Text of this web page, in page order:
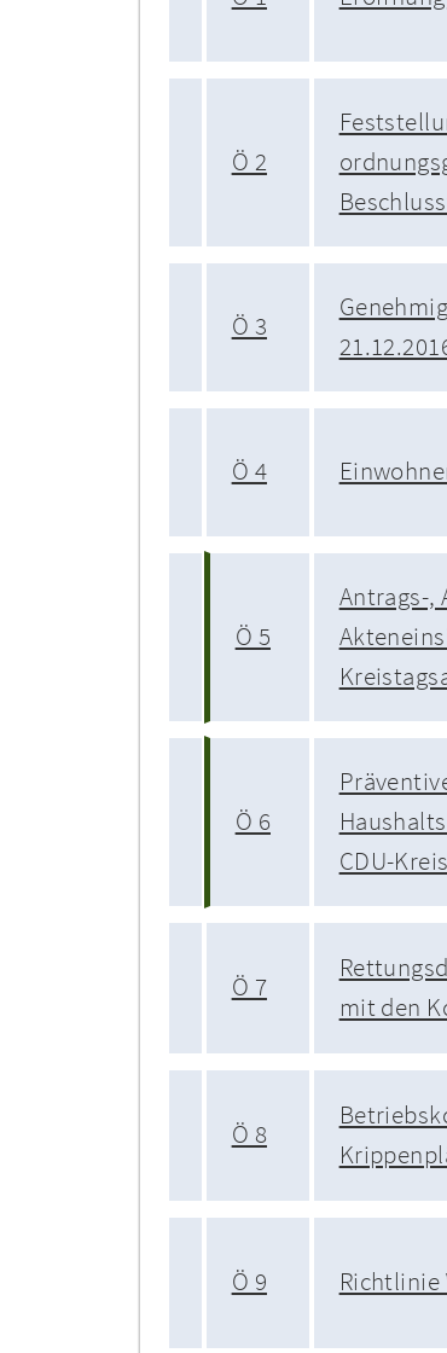
Ö 2
Ö 3
Ö 4
Ö 5
Antrags-,
Ö 6
CDU-
Ö 7
mit den
Ö 8
Ö 9 Richtlinie